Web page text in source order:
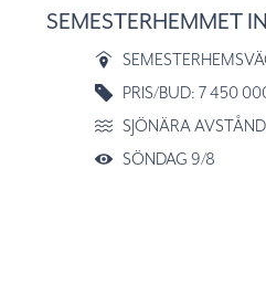
SEMESTERHEMMET
PRIS/BUD: 7 450
SJÖNÄRA
SÖNDAG 9/8